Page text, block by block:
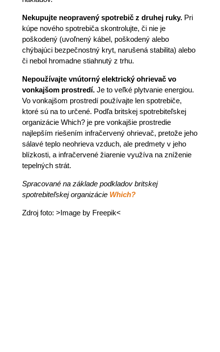
Nekupujte neopravený spotrebič z druhej ruky.Pri
kúpe nového spotrebiča skontrolujte, či nie je
poškodený (uvoľnený kábel, poškodený alebo
chýbajúci bezpečnostný kryt, narušená stabilita) alebo
či nebol hromadne stiahnutý z trhu.
Nepoužívajte vnútorný elektrický ohrievač vo
vonkajšom prostredí.Je to veľké plytvanie energiou.
Vo vonkajšom prostredí používajte len spotrebiče,
ktoré sú na to určené. Podľa britskej spotrebiteľskej
organizácie Which? je pre vonkajšie prostredie
najlepším riešením infračervený ohrievač, pretože jeho
sálavé teplo neohrieva vzduch, ale predmety v jeho
blízkosti, a infračervené žiarenie využíva na zníženie
tepelných strát.
Spracované na základe podkladov britskej
spotrebiteľskej organizácie Which?
Zdroj foto: >Image by Freepik<